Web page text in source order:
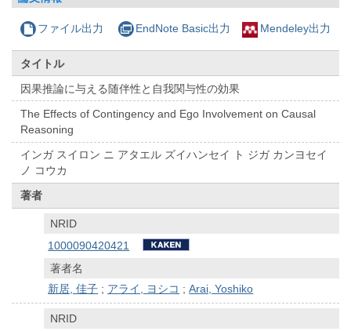
ファイル出力 EndNote Basic出力 Mendeley出力
タイトル
因果推論に与える随伴性と自我関与性の効果
The Effects of Contingency and Ego Involvement on Causal
Reasoning
インガ スイロン ニ アタエル ズイハンセイ ト ジガ カンヨセイ
ノ コウカ
著者
NRID
1000090420421
著者名
新居, 佳子 ; アライ, ヨシコ ;Arai, Yoshiko
NRID